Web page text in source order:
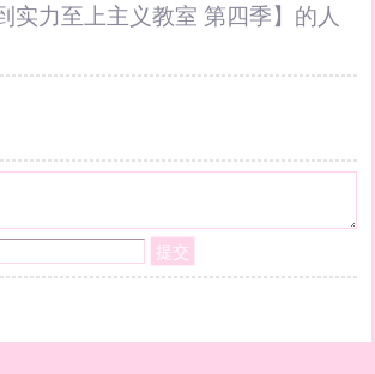
实力至上主义教室 第四季】的人
提交